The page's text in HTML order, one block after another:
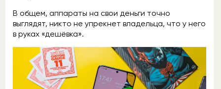
В общем, аппараты на свои деньги точно
выглядят, никто не упрекнет владельца, что у него
в руках «дешёвка».